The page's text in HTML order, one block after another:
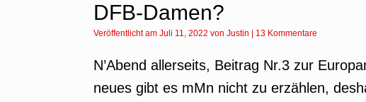
DFB-Damen?
Veröffentlicht am Juli 11, 2022 von Justin 13 Kommentare
N’Abend allerseits, Beitrag Nr.3 zur
neues gibt es mMn nicht zu erzählen,